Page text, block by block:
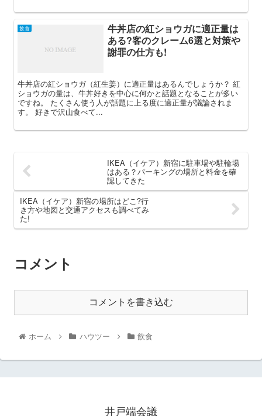
飲食
牛丼店の紅ショウガに適正量は
ある?客のクレーム6選と対策や
謝罪の仕方も!
牛丼店の紅ショウガ（紅生姜）に適正量はあるんでしょうか？ 紅
ショウガの量は、牛丼好きを中心に何かと話題となることが多い
ですね。 たくさん使う人が話題に上る度に適正量が議論されま
す。 好きで沢山食べて...
IKEA（イケア）新宿に駐車場や駐輪場
はある？パーキングの場所と料金を確
認してきた
IKEA（イケア）新宿の場所はどこ?行
き方や地図と交通アクセスも調べてみ
た!
コメント
コメントを書き込む
ホーム ハウツー 飲食
井戸端会議